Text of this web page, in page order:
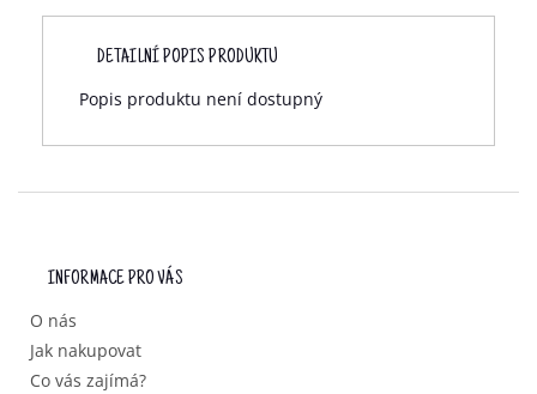
DETAILNÍ POPIS PRODUKTU
Popis produktu není dostupný
INFORMACE PRO VÁS
O nás
Jak nakupovat
Co vás zajímá?